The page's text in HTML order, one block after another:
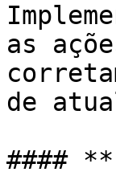
as
de
####